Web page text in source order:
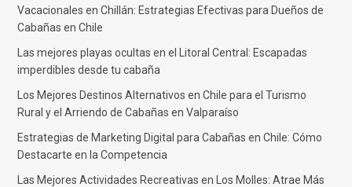
Vacacionales en Chillán: Estrategias Efectivas para Dueños de
Cabañas en Chile
Las mejores playas ocultas en el Litoral Central: Escapadas
imperdibles desde tu cabaña
Los Mejores Destinos Alternativos en Chile para el Turismo
Rural y el Arriendo de Cabañas en Valparaíso
Estrategias de Marketing Digital para Cabañas en Chile: Cómo
Destacarte en la Competencia
Las Mejores Actividades Recreativas en Los Molles: Atrae Más